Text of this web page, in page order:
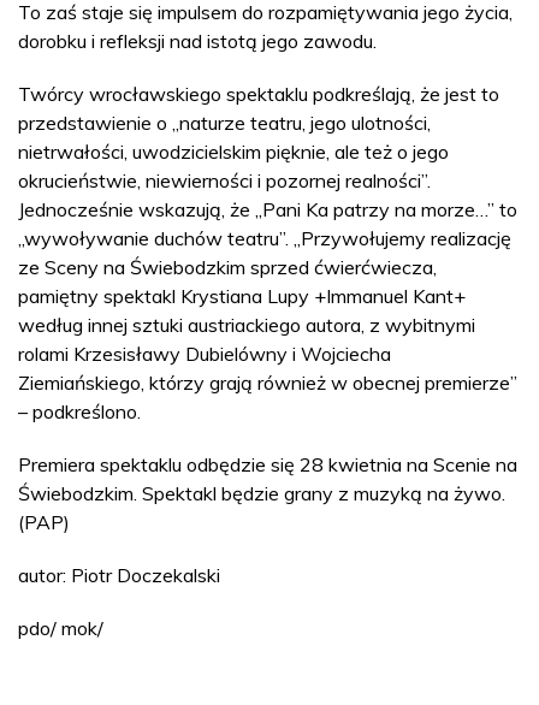
To zaś staje się impulsem do rozpamiętywania jego życia,
dorobku i refleksji nad istotą jego zawodu.
Twórcy wrocławskiego spektaklu podkreślają, że jest to
przedstawienie o „naturze teatru, jego ulotności,
nietrwałości, uwodzicielskim pięknie, ale też o jego
okrucieństwie, niewierności i pozornej realności”.
Jednocześnie wskazują, że „Pani Ka patrzy na morze…” to
„wywoływanie duchów teatru”. „Przywołujemy realizację
ze Sceny na Świebodzkim sprzed ćwierćwiecza,
pamiętny spektakl Krystiana Lupy +Immanuel Kant+
według innej sztuki austriackiego autora, z wybitnymi
rolami Krzesisławy Dubielówny i Wojciecha
Ziemiańskiego, którzy grają również w obecnej premierze”
– podkreślono.
Premiera spektaklu odbędzie się 28 kwietnia na Scenie na
Świebodzkim. Spektakl będzie grany z muzyką na żywo.
(PAP)
autor: Piotr Doczekalski
pdo/ mok/